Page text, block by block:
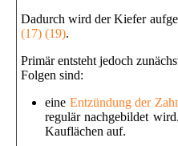
Dadurch wird der Kiefer
(17) (19).
Primär entsteht jedoch
Folgen sind:
eine Entzündung der
regulär nachgebildet
Kauflächen auf.